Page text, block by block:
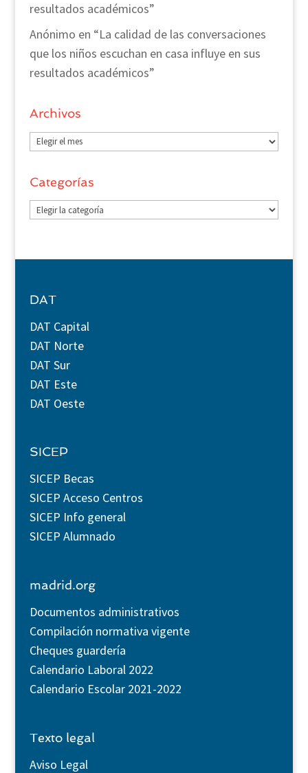
resultados académicos”
Anónimo en “La calidad de las conversaciones
que los niños escuchan en casa influye en sus
resultados académicos”
Archivos
Archivos
Categorías
Categorías
DAT
DAT Capital
DAT Norte
DAT Sur
DAT Este
DAT Oeste
SICEP
SICEP Becas
SICEP Acceso Centros
SICEP Info general
SICEP Alumnado
madrid.org
Documentos administrativos
Compilación normativa vigente
Cheques guardería
Calendario Laboral 2022
Calendario Escolar 2021-2022
Texto legal
Aviso Legal